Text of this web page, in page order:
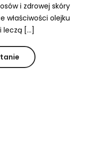
i zdrowej skóry
właściwości olejku
leczą […]